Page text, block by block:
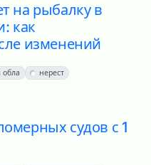
на рыбалку в
как
изменений
обла нерест
судов с 1